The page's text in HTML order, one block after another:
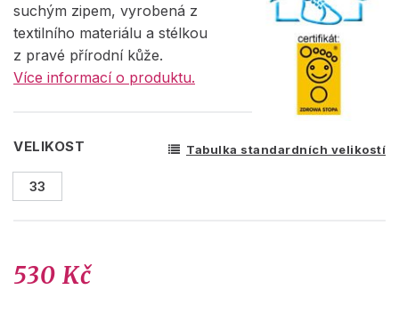
suchým zipem, vyrobená z
textilního materiálu a stélkou
z pravé přírodní kůže.
Více informací o produktu.
VELIKOST Tabulka standardních velikostí
33
530 Kč